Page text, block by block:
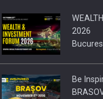
2026
Be